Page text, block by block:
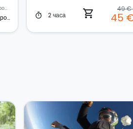
Квадроцикл
Квадроцикл timer 2 часа shopping_cart 49 €
45